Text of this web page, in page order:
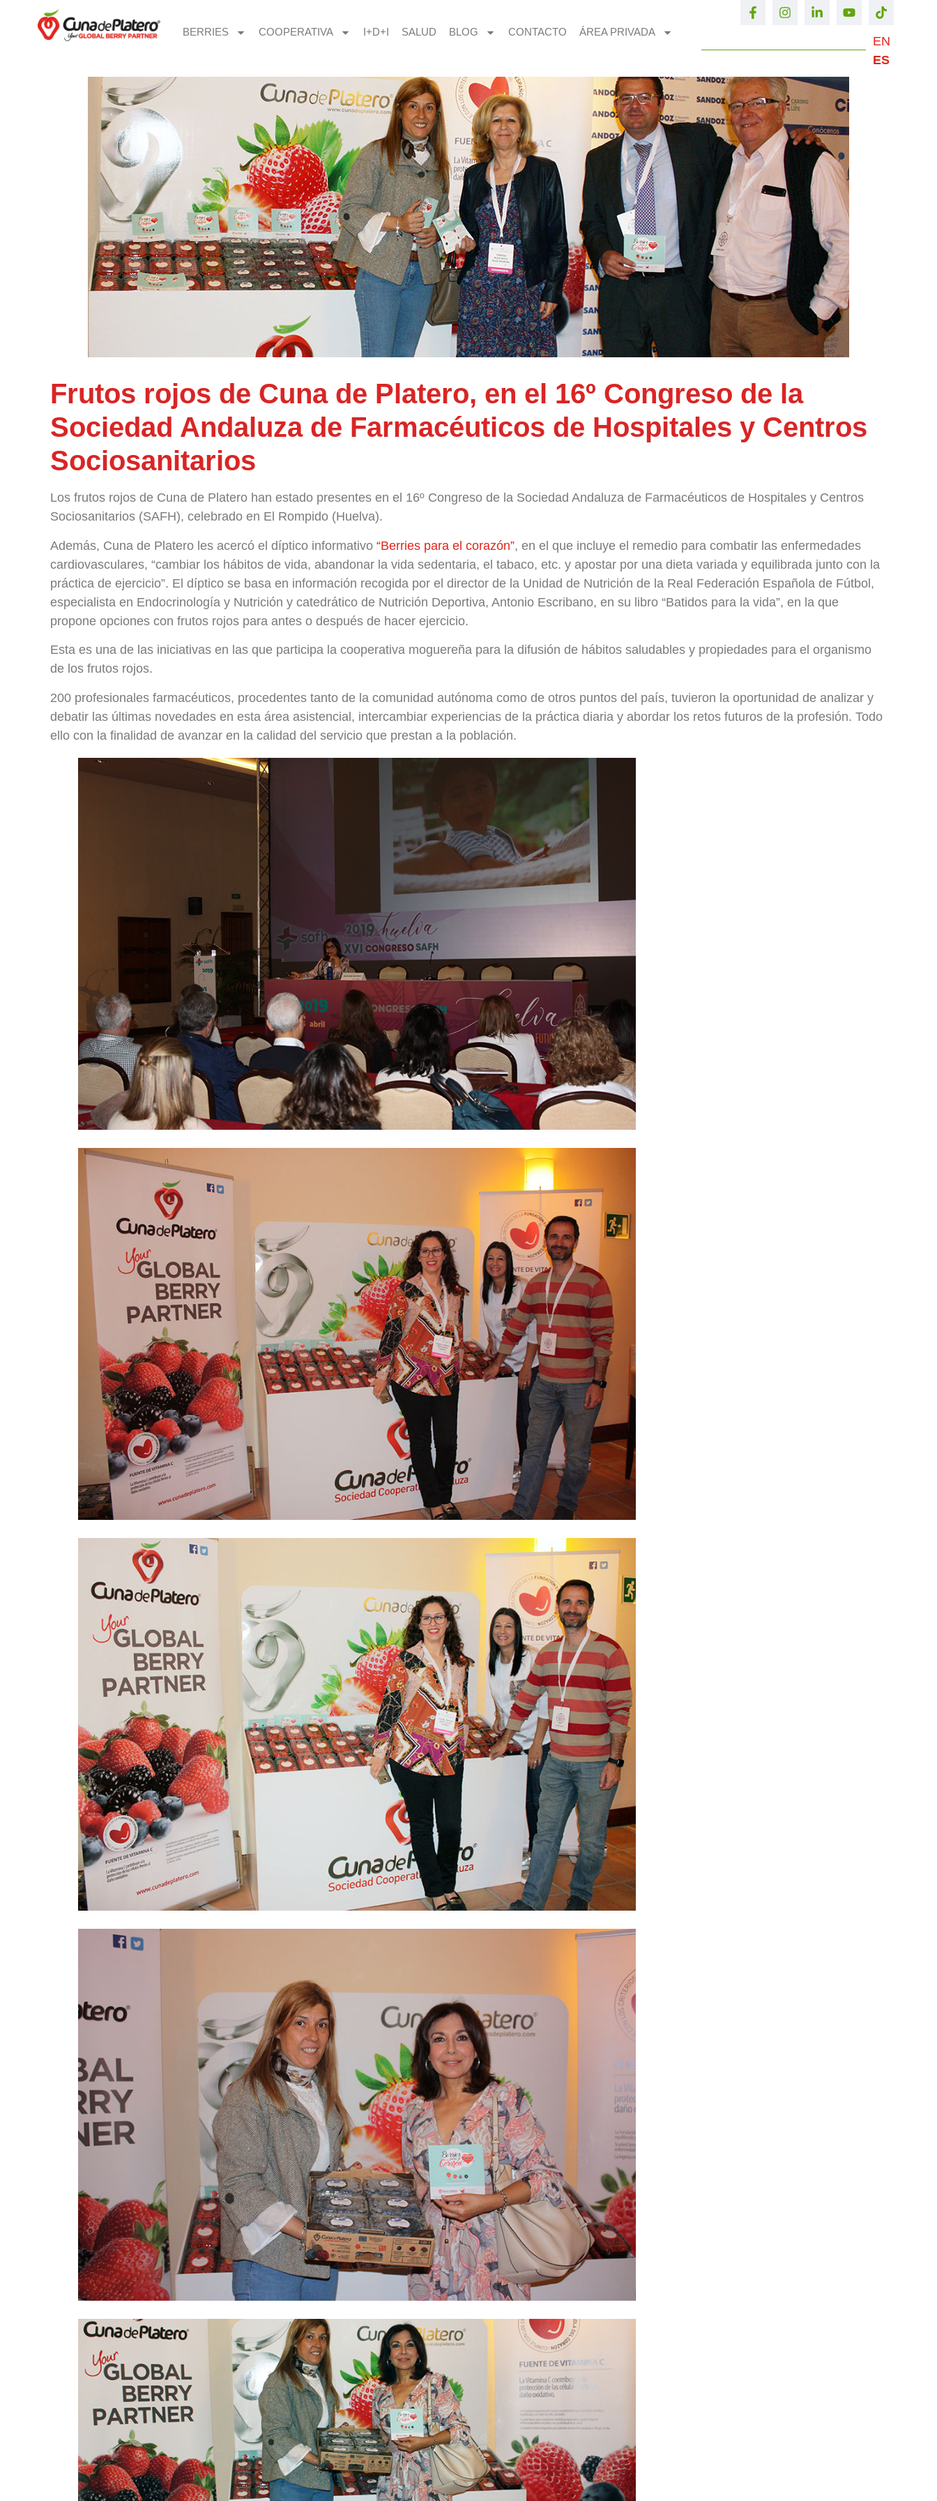
BERRIES COOPERATIVA I+D+I SALUD BLOG CONTACTO ÁREA PRIVADA
EN
ES
Frutos rojos de Cuna de Platero, en el 16º Congreso de la
Sociedad Andaluza de Farmacéuticos de Hospitales y Centros
Sociosanitarios
Los frutos rojos de Cuna de Platero han estado presentes en el 16º Congreso de la Sociedad Andaluza de Farmacéuticos de Hospitales y Centros
Sociosanitarios (SAFH), celebrado en El Rompido (Huelva).
Además, Cuna de Platero les acercó el díptico informativo “Berries para el corazón”, en el que incluye el remedio para combatir las enfermedades
cardiovasculares, “cambiar los hábitos de vida, abandonar la vida sedentaria, el tabaco, etc. y apostar por una dieta variada y equilibrada junto con la
práctica de ejercicio”. El díptico se basa en información recogida por el director de la Unidad de Nutrición de la Real Federación Española de Fútbol,
especialista en Endocrinología y Nutrición y catedrático de Nutrición Deportiva, Antonio Escribano, en su libro “Batidos para la vida”, en la que
propone opciones con frutos rojos para antes o después de hacer ejercicio.
Esta es una de las iniciativas en las que participa la cooperativa moguereña para la difusión de hábitos saludables y propiedades para el organismo
de los frutos rojos.
200 profesionales farmacéuticos, procedentes tanto de la comunidad autónoma como de otros puntos del país, tuvieron la oportunidad de analizar y
debatir las últimas novedades en esta área asistencial, intercambiar experiencias de la práctica diaria y abordar los retos futuros de la profesión. Todo
ello con la finalidad de avanzar en la calidad del servicio que prestan a la población.